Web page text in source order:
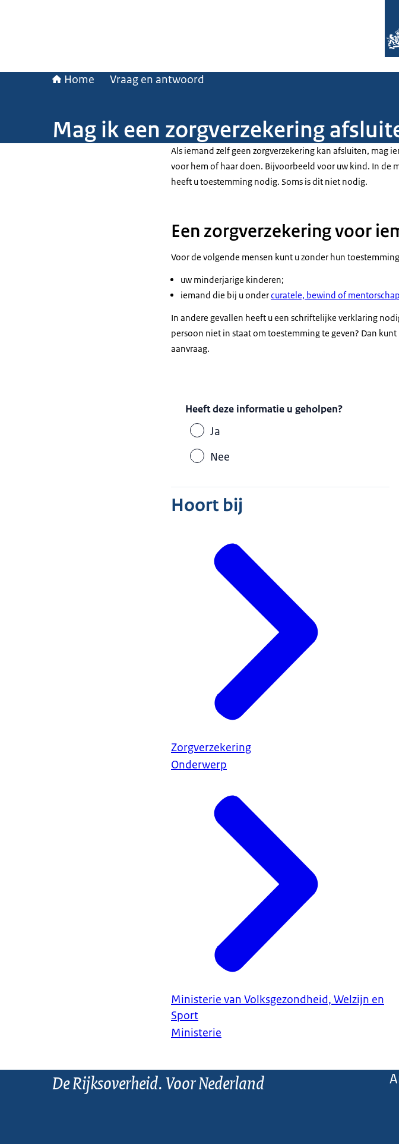
Home Vraag en antwoord
Mag ik een zorgverzekering
Als iemand zelf geen zorgverzekering kan afsluiten, mag
voor hem of haar doen. Bijvoorbeeld voor uw kind. In de
heeft u toestemming nodig. Soms is dit niet nodig.
Een zorgverzekering voor
Voor de volgende mensen kunt u zonder hun
uw minderjarige kinderen;
iemand die bij u ondercuratele, bewind of mentorschap
In andere gevallen heeft u een schriftelijke verklaring
persoon niet in staat om toestemming te geven? Dan
aanvraag.
Heeft deze informatie u geholpen?
Ja
Nee
Hoort bij
Zorgverzekering
Onderwerp
Ministerie van Volksgezondheid, Welzijn en
Sport
Ministerie
De Rijksoverheid. Voor Nederland